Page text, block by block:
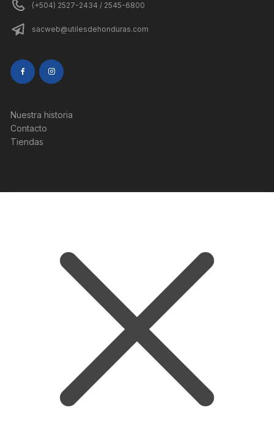
(+504) 2527-2434 / 2545-6800
sacweb@utilesdehonduras.com
Nuestra historia
Contacto
Tiendas